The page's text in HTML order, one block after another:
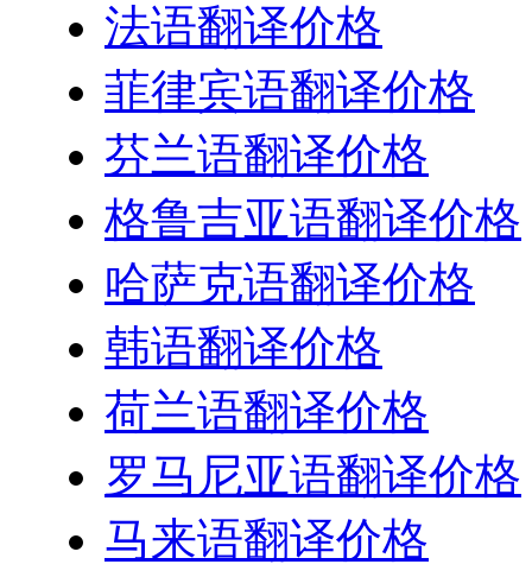
法语翻译价格
菲律宾语翻译价格
芬兰语翻译价格
格鲁吉亚语翻译价格
哈萨克语翻译价格
韩语翻译价格
荷兰语翻译价格
罗马尼亚语翻译价格
马来语翻译价格